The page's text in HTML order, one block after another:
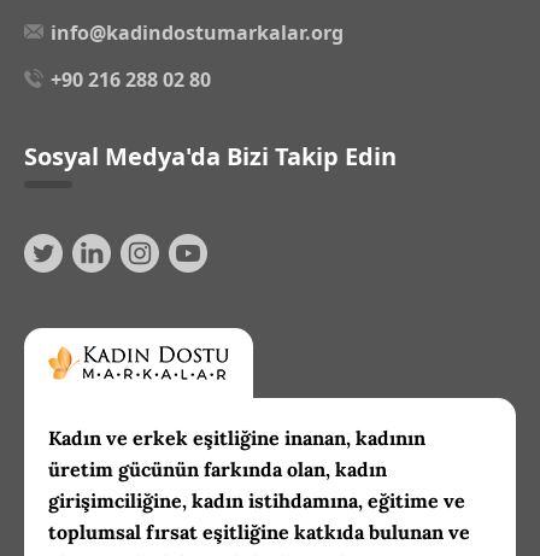
info@kadindostumarkalar.org
+90 216 288 02 80
Sosyal Medya'da Bizi Takip Edin
Kadın ve erkek eşitliğine inanan, kadının
üretim gücünün farkında olan, kadın
girişimciliğine, kadın istihdamına, eğitime ve
toplumsal fırsat eşitliğine katkıda bulunan ve